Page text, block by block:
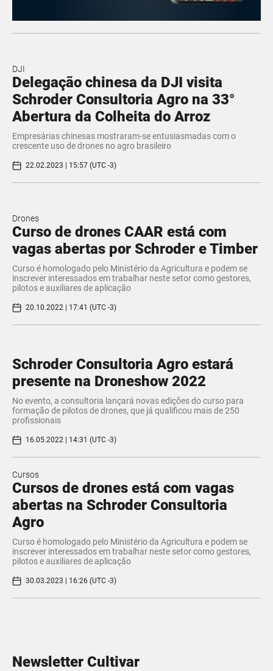
DJI
Delegação chinesa da DJI visita
Schroder Consultoria Agro na 33°
Abertura da Colheita do Arroz
Empresárias chinesas mostraram-se entusiasmadas com o
crescente uso de drones no agro brasileiro
22.02.2023 | 15:57 (UTC -3)
Drones
Curso de drones CAAR está com
vagas abertas por Schroder e Timber
Curso é homologado pelo Ministério da Agricultura e podem se
inscrever interessados em trabalhar neste setor como gestores,
pilotos e auxiliares de aplicação
20.10.2022 | 17:41 (UTC -3)
Schroder Consultoria Agro estará
presente na Droneshow 2022
No evento, a consultoria lançará novas edições do curso para
formação de pilotos de drones, que já qualificou mais de 250
profissionais
16.05.2022 | 14:31 (UTC -3)
Cursos
Cursos de drones está com vagas
abertas na Schroder Consultoria
Agro
Curso é homologado pelo Ministério da Agricultura e podem se
inscrever interessados em trabalhar neste setor como gestores,
pilotos e auxiliares de aplicação
30.03.2023 | 16:26 (UTC -3)
Newsletter Cultivar